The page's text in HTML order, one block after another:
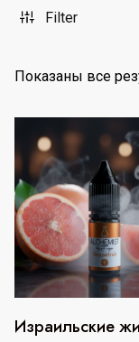
Filter
Показаны все
Израильские
Этот